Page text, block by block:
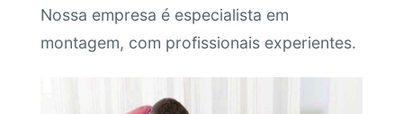
Nossa empresa é especialista em
montagem, com profissionais experientes.